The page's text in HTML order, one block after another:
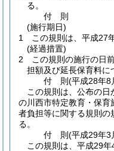
る。
付 則
(施行期日)
1
この規則は、平成27
(経過措置)
2
この規則の施行の日
担額及び延長保育料に
付 則(平成28年8
この規則は、公布の
の川西市特定教育・保育
者負担等に関する規則の
る。
付 則(平成29年3
この規則は、平成29年